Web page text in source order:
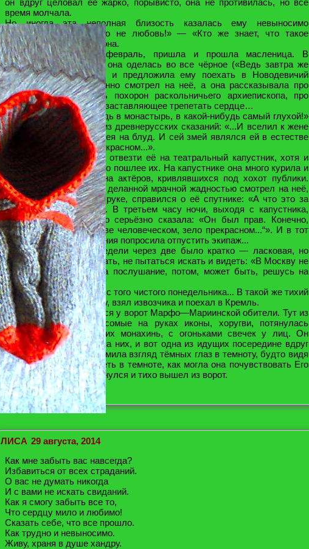
время молчала.
Но иногда эта неполная близость казалась ему невыносимо
мучительной: «Нет, это не любовь!» — «Кто же знает, что такое
любовь?» — отвечала она.
Так прошёл январь, февраль, пришла и прошла масленица. В
прощёное воскресенье она оделась во все чёрное («Ведь завтра же
чистый понедельник!») и предложила ему поехать в Новодевичий
монастырь. Он удивлённо смотрел на неё, а она рассказывала про
красоту и искренность похорон раскольничьего архиепископа, про
пение церковного хора, заставляющее трепетать сердце…
.. Ох, уйду я куда-нибудь в монастырь, в какой-нибудь самый глухой!»
И прочитала наизусть из древнерусских сказаний: «...И вселил к жене
его диавол летучего змея на блуд. И сей змей являлся ей в естестве
человеческом, зело прекрасном...».
На завтра она просила отвезти её на театральный капустник, хотя и
заметила, что нет ничего пошлее их. На капустнике она много курила и
пристально смотрела на актёров, кривлявшихся под хохот публики.
Один из них сначала с деланной мрачной жадностью смотрел на неё,
потом, пьяно припав к руке, справился о её спутнике: «А что это за
красавец? Ненавижу»... В третьем часу ночи, выходя с капустника,
Она не то шутя, не то серьёзно сказала: «Он был прав. Конечно,
красив. „Змей в естестве человеческом, зело прекрасном...“». И в тот
вечер против обыкновения попросила отпустить экипаж...
Письмо, полученное недели через две было кратко — ласковая, но
твёрдая просьба не ждать, не пытаться искать и видеть: «В Москву не
вернусь, пойду пока на послушание, потом, может быть, решусь на
постриг...»
Прошло почти два года с того чистого понедельника... В такой же тихий
вечер он вышел из дому, взял извозчика и поехал в Кремль.
На Ордынке остановился у ворот Марфо—Мариинской обители. Тут из
церкви показались несомые на руках иконы, хоругви, потянулась
белая вереница поющих монахинь, с огоньками свечек у лиц. Он
внимательно смотрел на них, и вот одна из идущих посередине вдруг
подняла голову и устремила взгляд тёмных глаз в темноту, будто видя
его. Что она могла видеть в темноте, как могла она почувствовать Его
присутствие? Он повернулся и тихо вышел из ворот.
Ответить
ЛИСА 29 августа, 2014
Как мне забыть вас навсегда?
Избавиться от всех страданий.
О вас не думать никогда
И с вами не искать свиданий.
Как я смогу забыть все то,
Что сердцу мило и любимо!
Сказать себе, что все прошло.
Как трудно и невыносимо.
Живу, храня в душе хандру.